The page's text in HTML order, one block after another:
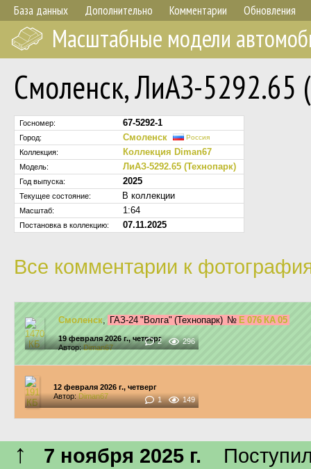
База данных Дополнительно Комментарии Обновления
Масштабные модели
Смоленск, ЛиАЗ-
Госномер: 67-5292-1
Город: Смоленск Россия
Коллекция: Коллекция Diman67
Модель: ЛиАЗ-5292.65 (Технопарк)
Год выпуска: 2025
Текущее состояние: В коллекции
Масштаб: 1:64
Постановка в коллекцию: 07.11.2025
Все комментарии к
2 296
Смоленск, ГАЗ-24 "Волга" (Технопарк) № Е 076 КА 05
19 февраля 2026 г., четверг
Автор:Diman67
1 149
12 февраля 2026 г., четверг
Автор:Diman67
↑ 7 ноября 2025 г.